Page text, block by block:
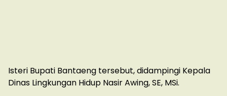
Isteri Bupati Bantaeng tersebut, didampingi Kepala
Dinas Lingkungan Hidup Nasir Awing, SE, MSi.